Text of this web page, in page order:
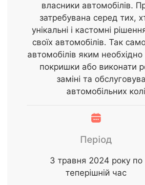
власники автомобілів.
затребувана серед тих,
унікальні і кастомні
своїх автомобілів. Так
автомобілів яким необхідно
покришки або виконати
заміні та
автомобільних
Період
З травня 2024 року по
теперішній час